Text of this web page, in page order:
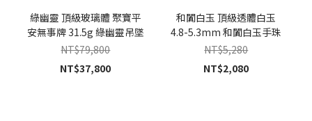
綠幽靈 頂級玻璃體 聚寶平
安無事牌 31.5g 綠幽靈吊墜
NT$79,800
NT$37,800
和闐白玉 頂級透體白玉
4.8-5.3mm 和闐白玉手珠
NT$5,280
NT$2,080